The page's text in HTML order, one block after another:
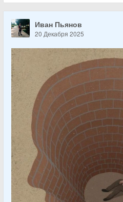
Иван Пьянов
20 Декабря 2025